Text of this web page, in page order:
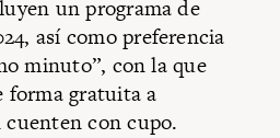
un programa de
así como preferencia
minuto”, con la que
forma gratuita a
con cupo.